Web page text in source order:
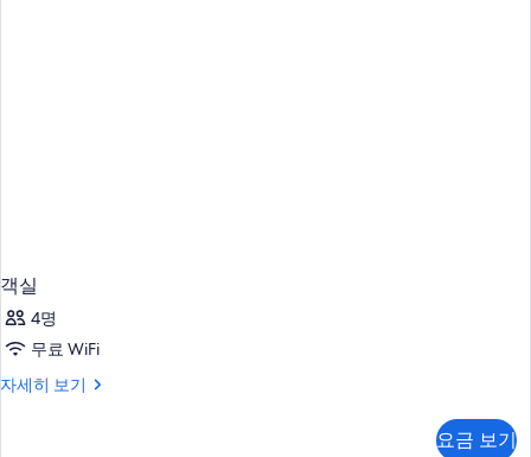
객실
4명
무료 WiFi
자세히 보기
객
요금 보기